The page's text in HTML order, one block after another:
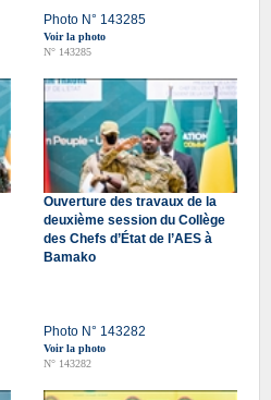
Photo N° 143285
Voir la photo
N° 143285
Ouverture des travaux de la
deuxième session du Collège
des Chefs d’État de l’AES à
Bamako
Photo N° 143282
Voir la photo
N° 143282